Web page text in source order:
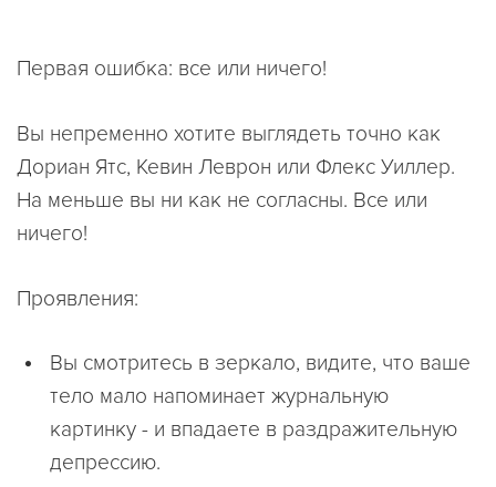
Первая ошибка: все или ничего!
Вы непременно хотите выглядеть точно как
Дориан Ятс, Кевин Леврон или Флекс Уиллер.
На меньше вы ни как не согласны. Все или
ничего!
Проявления:
Вы смотритесь в зеркало, видите, что ваше
тело мало напоминает журнальную
картинку - и впадаете в раздражительную
депрессию.